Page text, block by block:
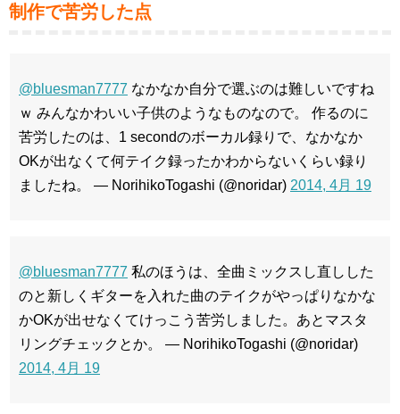
制作で苦労した点
@bluesman7777 なかなか自分で選ぶのは難しいですね
ｗ みんなかわいい子供のようなものなので。 作るのに
苦労したのは、1 secondのボーカル録りで、なかなか
OKが出なくて何テイク録ったかわからないくらい録り
ましたね。 — NorihikoTogashi (@noridar) 2014, 4月 19
@bluesman7777 私のほうは、全曲ミックスし直しした
のと新しくギターを入れた曲のテイクがやっぱりなかな
かOKが出せなくてけっこう苦労しました。あとマスタ
リングチェックとか。 — NorihikoTogashi (@noridar)
2014, 4月 19